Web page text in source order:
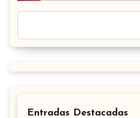
Entradas Destacadas